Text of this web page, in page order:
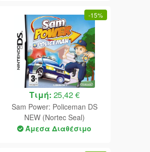
-15%
Τιμή: 25,42 €
Sam Power: Policeman DS
NEW (Nortec Seal)
Άμεσα Διαθέσιμο